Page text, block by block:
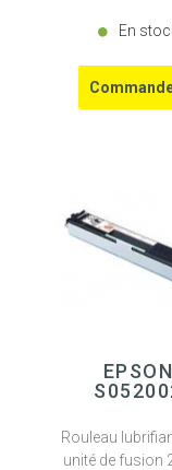
En
EPSON
Rouleau
unité de fusion